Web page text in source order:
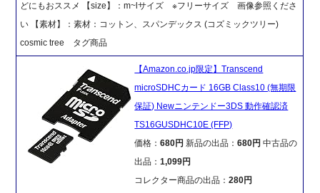
どにもおススメ 【size】：m~lサイズ ※フリーサイズ 画像参照くださ
い 【素材】：素材：コットン、スパンデックス (コズミックツリー)
cosmic tree タグ商品
【Amazon.co.jp限定】Transcend
microSDHCカード 16GB Class10 (無期限
保証) Newニンテンドー3DS 動作確認済
TS16GUSDHC10E (FFP)
価格：680円新品の出品：680円 中古品の
出品：1,099円
コレクター商品の出品：280円